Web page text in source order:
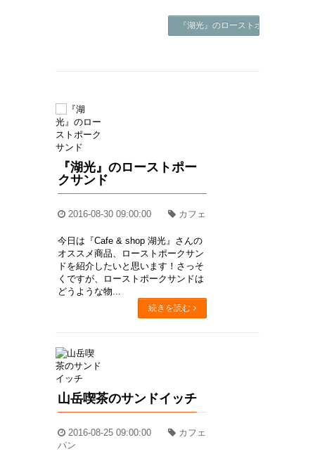
『湖光』のローストポークサンド -
『湖光』のローストポー
クサンド
2016-08-30 09:00:00 カフェ
今日は『Cafe & shop 湖光』さんの
オススメ商品、ローストポークサン
ドを紹介したいと思います！さっそ
くですが、ローストポークサンドは
どうような物...
続きを読む
山岳喫茶のサンドイッチ
2016-08-25 09:00:00
カフェ
パン